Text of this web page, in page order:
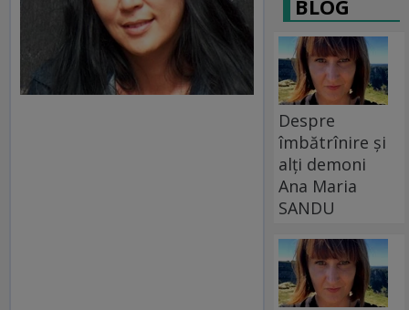
BLOG
Despre
îmbătrînire și
alți demoni
Ana Maria
SANDU